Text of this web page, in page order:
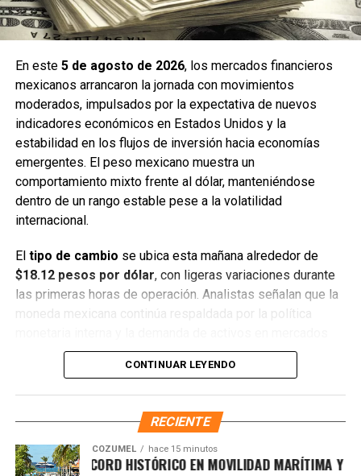
dólar estable, un IPC en terreno positivo y una inflación
controlada genera un panorama de relativa calma para los
los anuncios internacionales que podrían influir en el
comportamiento del peso en los próximos días.
Fuente: 5to Poder Agencia de Noticias
Recibe las noticias al instante
Quinto Podery recibe las noticias más
importantes de Quintana Roo directamente
en tu teléfono.
En este 5 de agosto de 2026, los mercados financieros
mexicanos arrancaron la jornada con movimientos
moderados, impulsados por la expectativa de nuevos
indicadores económicos en Estados Unidos y la
estabilidad en los flujos de inversión hacia economías
emergentes. El peso mexicano muestra un
comportamiento mixto frente al dólar, manteniéndose
dentro de un rango estable pese a la volatilidad
internacional.
El tipo de cambio se ubica esta mañana alrededor de
$18.12 pesos por dólar, con ligeras variaciones durante
las primeras horas de operación. Analistas señalan que la
moneda mexicana continúa respaldada por la política
emergentes, aunque persisten riesgos asociados a la
inflación global y los movimientos de la Reserva Federal.
siguientes precios al público:
Dólar en BBVA— Compra: $17.40 / Venta: $18.55
CONTINUAR LEYENDO
RECIENTE
COZUMEL hace 15 minutos
ROMPE RÉCORD HISTÓRICO EN MOVILIDAD MARÍTIMA Y